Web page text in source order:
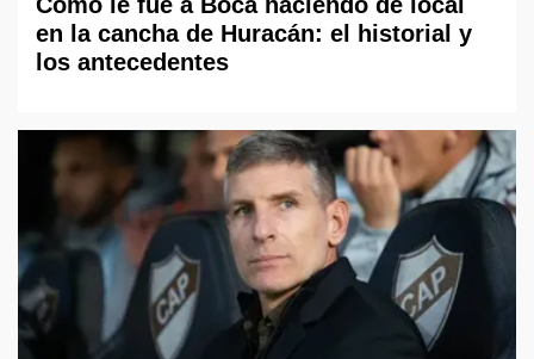
en la cancha de Huracán: el historial y
los antecedentes